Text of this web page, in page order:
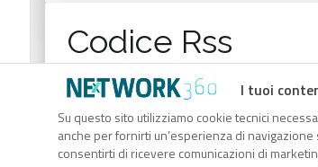
I tuoi
Su questo sito utilizziamo cookie tecnici
anche per fornirti un’esperienza di
consentirti di ricevere comunicazioni di
Codice Rss
RSS link